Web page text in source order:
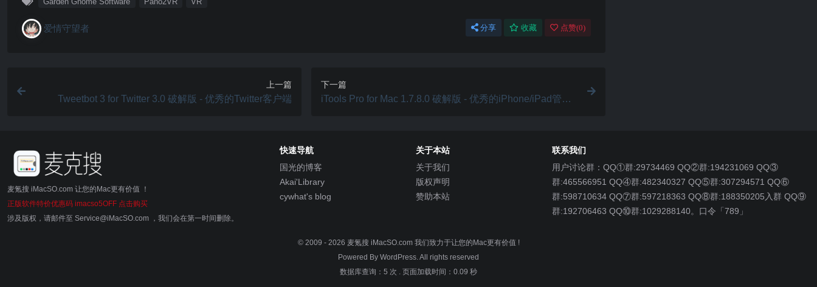
爱情守望者 分享 收藏 点赞(0)
上一篇
Tweetbot 3 for Twitter 3.0 破解版 - 优秀的Twitter客户端
下一篇
iTools Pro for Mac 1.7.8.0 破解版 - 优秀的iPhone/iPad管理
麦氪搜 iMacSO.com 让您的Mac更有价值 ！
正版软件特价优惠码 imacso5OFF 点击购买
涉及版权，请邮件至 Service@iMacSO.com ，我们会在第一时间删除。
快速导航
国光的博客
Akai'Library
cywhat's blog
关于本站
关于我们
版权声明
赞助本站
联系我们
用户讨论群：QQ①群:29734469 QQ②群:194231069 QQ③
群:465566951 QQ④群:482340327 QQ⑤群:307294571 QQ⑥
群:598710634 QQ⑦群:597218363 QQ⑧群:188350205入群 QQ⑨
群:192706463 QQ⑩群:1029288140。口令「789」
© 2009 - 2026 麦氪搜 iMacSO.com 我们致力于让您的Mac更有价值 !
Powered By WordPress. All rights reserved
数据库查询：5 次 . 页面加载时间：0.09 秒